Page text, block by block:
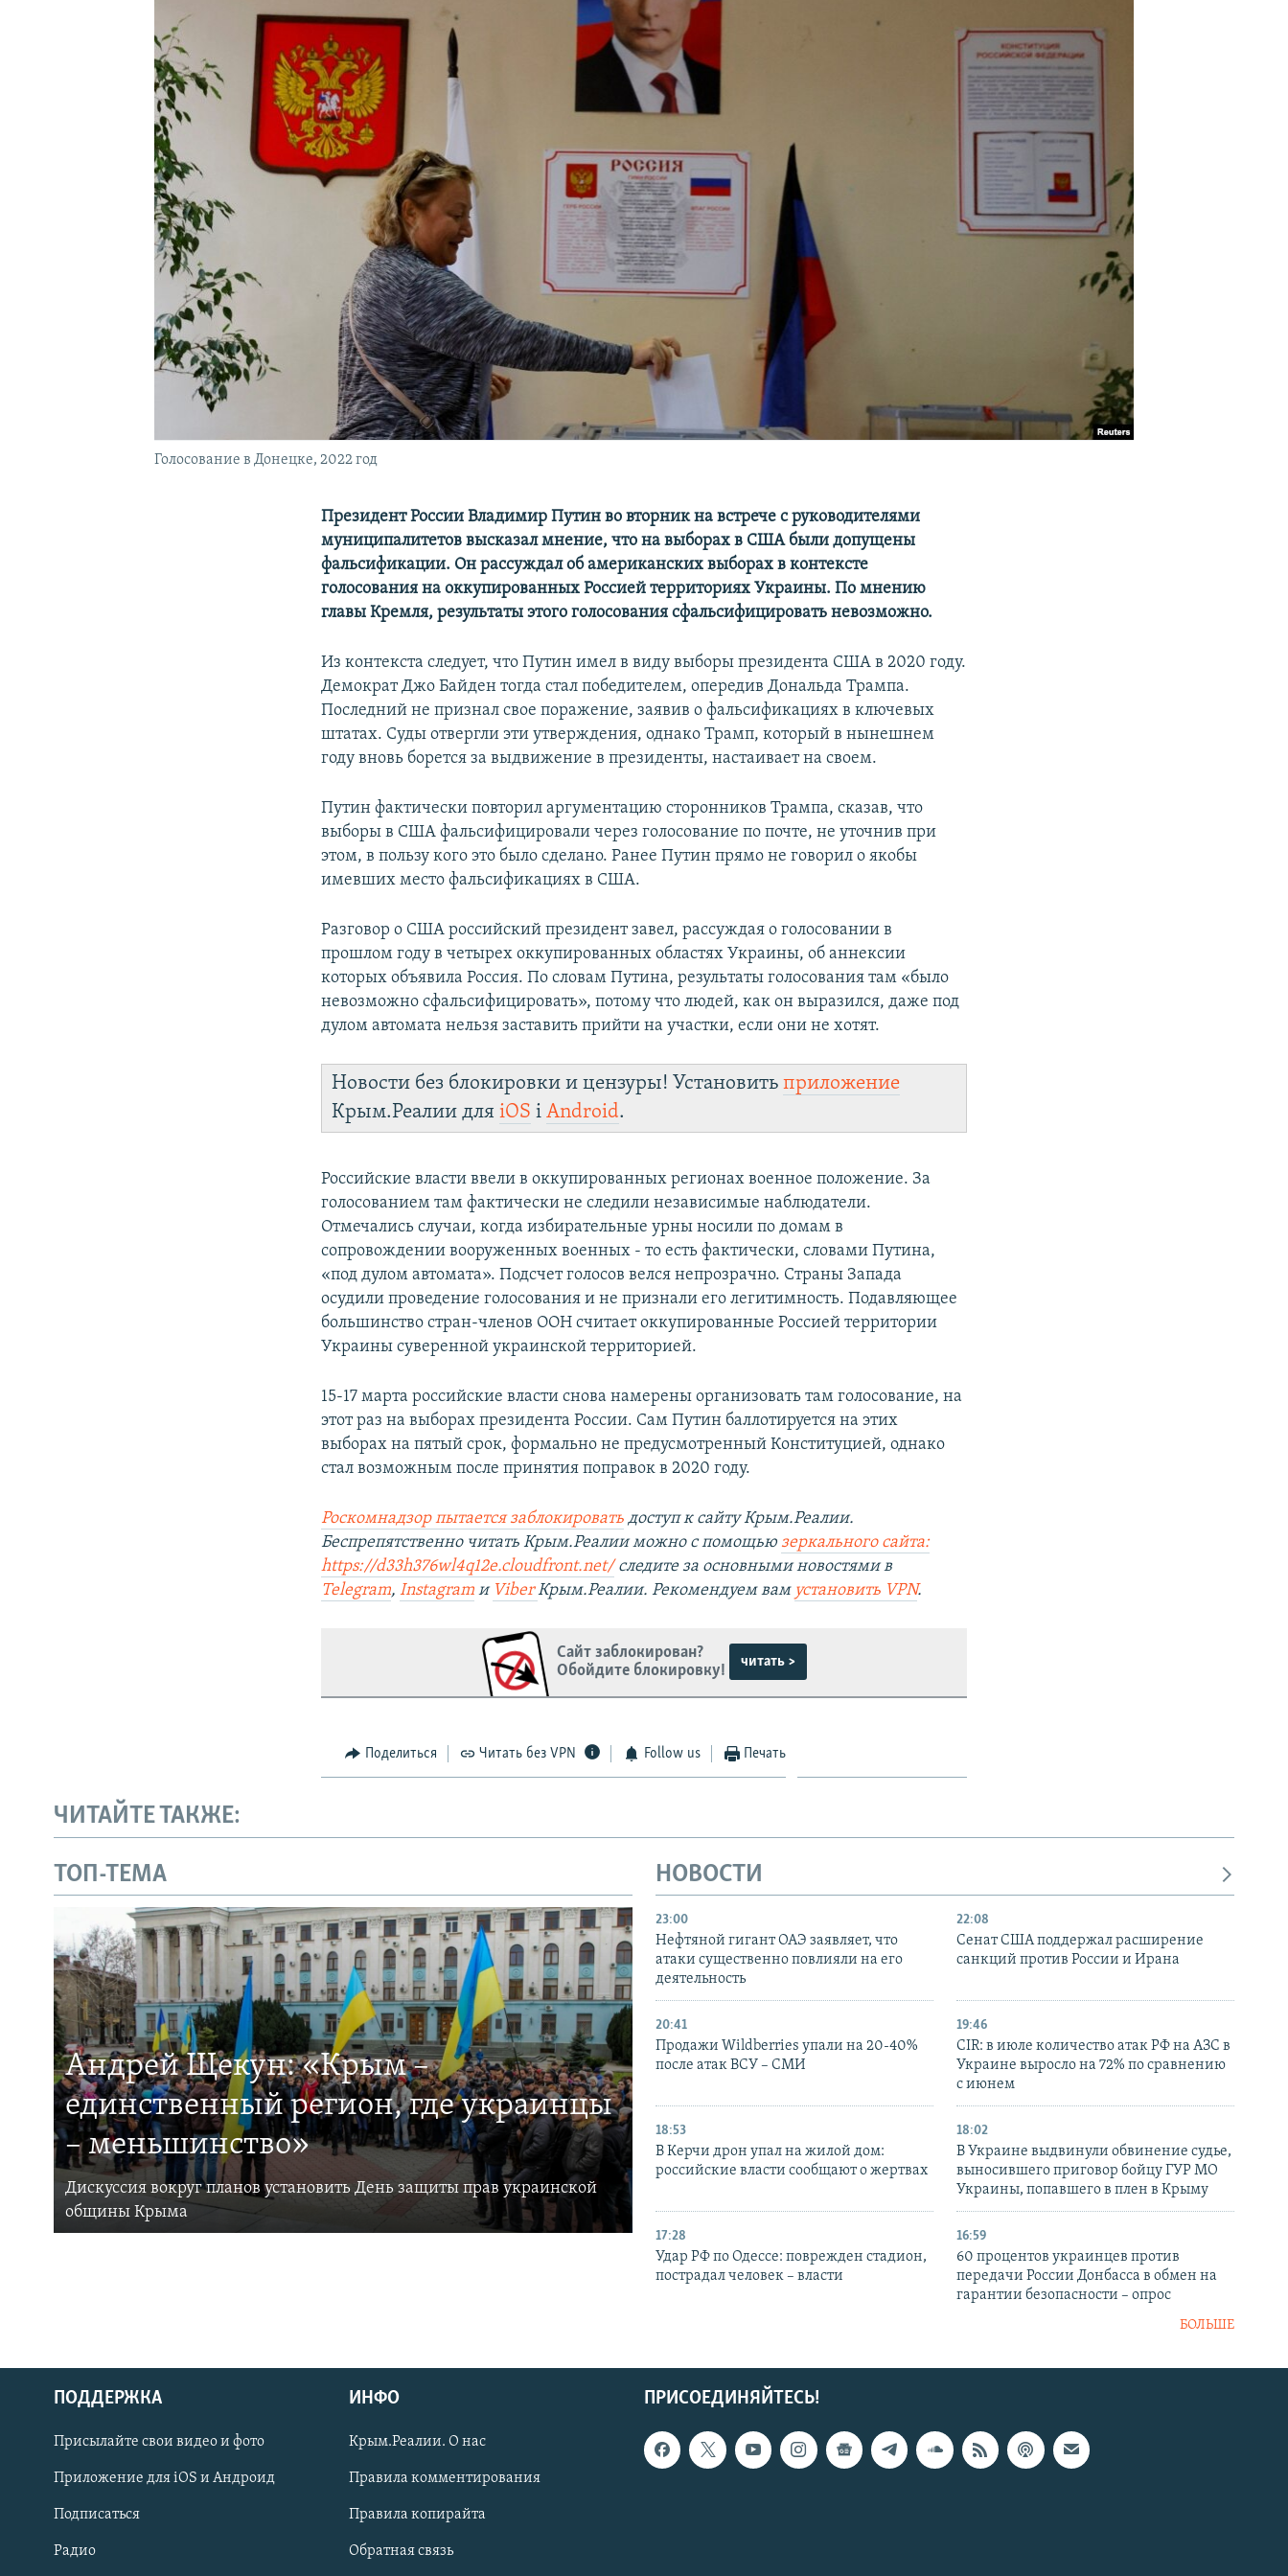
КРЫМ.НЕПОКОРЕННЫЙ
УКРАИНСКАЯ ПРОБЛЕМА КРЫМА
Українською
Qırımtatar
ПРИСОЕДИНЯЙТЕСЬ!
Голосование в Донецке, 2022 год
Президент России Владимир Путин во вторник на встрече с руководителями
муниципалитетов высказал мнение, что на выборах в США были допущены
фальсификации. Он рассуждал об американских выборах в контексте
голосования на оккупированных Россией территориях Украины. По мнению
главы Кремля, результаты этого голосования сфальсифицировать невозможно.
Из контекста следует, что Путин имел в виду выборы президента США в 2020 году.
Демократ Джо Байден тогда стал победителем, опередив Дональда Трампа.
Последний не признал свое поражение, заявив о фальсификациях в ключевых
штатах. Суды отвергли эти утверждения, однако Трамп, который в нынешнем
году вновь борется за выдвижение в президенты, настаивает на своем.
Путин фактически повторил аргументацию сторонников Трампа, сказав, что
выборы в США фальcифицировали через голосование по почте, не уточнив при
этом, в пользу кого это было сделано. Ранее Путин прямо не говорил о якобы
имевших место фальсификациях в США.
Разговор о США российский президент завел, рассуждая о голосовании в
прошлом году в четырех оккупированных областях Украины, об аннексии
которых объявила Россия. По словам Путина, результаты голосования там «было
невозможно сфальсифицировать», потому что людей, как он выразился, даже под
дулом автомата нельзя заставить прийти на участки, если они не хотят.
Новости без блокировки и цензуры! Установитьприложение
Крым.Реалии дляiOS іAndroid.
Российские власти ввели в оккупированных регионах военное положение. За
голосованием там фактически не следили независимые наблюдатели.
Отмечались случаи, когда избирательные урны носили по домам в
сопровождении вооруженных военных - то есть фактически, словами Путина,
«под дулом автомата». Подсчет голосов велся непрозрачно. Страны Запада
осудили проведение голосования и не признали его легитимность. Подавляющее
большинство стран-членов ООН считает оккупированные Россией территории
Украины суверенной украинской территорией.
15-17 марта российские власти снова намерены организовать там голосование, на
этот раз на выборах президента России. Сам Путин баллотируется на этих
выборах на пятый срок, формально не предусмотренный Конституцией, однако
стал возможным после принятия поправок в 2020 году.
Роскомнадзор пытается заблокировать доступ к сайту Крым.Реалии.
Беспрепятственно читать Крым.Реалии можно с помощьюзеркального сайта:
https://d33h376wl4q12e.cloudfront.net/следите за основными новостями в
Telegram,Instagram и ViberКрым.Реалии. Рекомендуем вам установить VPN.
Сайт заблокирован?
Обойдите блокировку!
читать >
Поделиться Читать без VPN Follow us Печать
ЧИТАЙТЕ ТАКЖЕ:
ТОП-ТЕМА
Андрей Щекун: «Крым –
единственный регион, где украинцы
– меньшинство»
Дискуссия вокруг планов установить День защиты прав украинской
общины Крыма
НОВОСТИ
23:00
Нефтяной гигант ОАЭ заявляет, что
атаки существенно повлияли на его
деятельность
22:08
Сенат США поддержал расширение
санкций против России и Ирана
20:41
Продажи Wildberries упали на 20-40%
после атак ВСУ – СМИ
19:46
CIR: в июле количество атак РФ на АЗС в
Украине выросло на 72% по сравнению
с июнем
18:53
В Керчи дрон упал на жилой дом:
российские власти сообщают о жертвах
18:02
В Украине выдвинули обвинение судье,
выносившего приговор бойцу ГУР МО
Украины, попавшего в плен в Крыму
17:28
Удар РФ по Одессе: поврежден стадион,
пострадал человек – власти
16:59
60 процентов украинцев против
передачи России Донбасса в обмен на
гарантии безопасности – опрос
БОЛЬШЕ
ПРИСОЕДИНЯЙТЕСЬ!
ПОДДЕРЖКА
Присылайте свои видео и фото
Приложение для iOS и Андроид
Подписаться
Радио
ИНФО
Крым.Реалии. О нас
Правила комментирования
Правила копирайта
Обратная связь